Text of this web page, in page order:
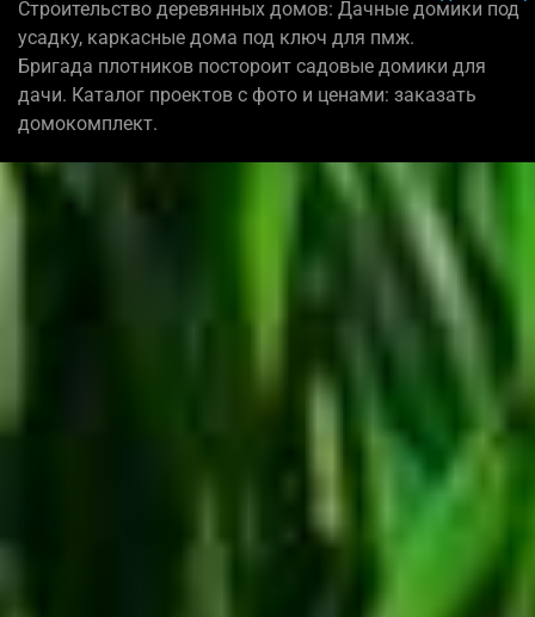
Строительство деревянных домов: Дачные домики под
усадку, каркасные дома под ключ для пмж.
Бригада плотников постороит садовые домики для
дачи. Каталог проектов с фото и ценами: заказать
домокомплект.